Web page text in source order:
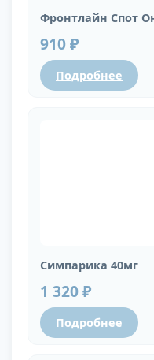
Фронтлайн Спот
910 ₽
Подробнее
Симпарика 40мг
1 320 ₽
Подробнее